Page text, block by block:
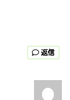
返信